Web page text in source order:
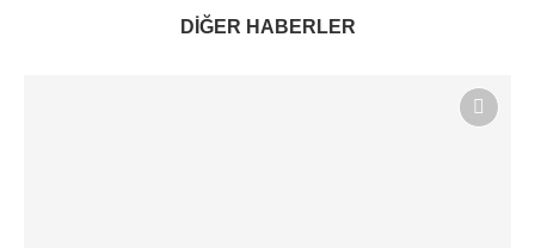
DİĞER HABERLER